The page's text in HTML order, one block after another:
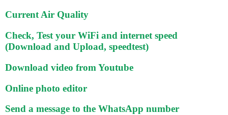
Current Air Quality
Check, Test your WiFi and internet speed
(Download and Upload, speedtest)
Download video from Youtube
Online photo editor
Send a message to the WhatsApp number